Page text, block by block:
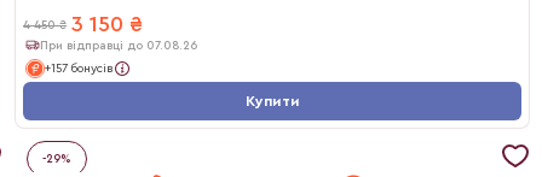
4 450 ₴ 3 150 ₴
При відправці до 07.08.26
+157 бонусів
Купити
-29%